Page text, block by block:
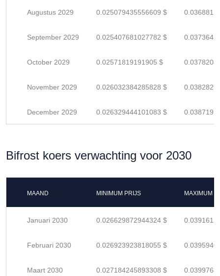
Augustus 2029 0.025079435556609 $
September 2029 0.025407681027782 $
October 2029 0.02571819191905 $
November 2029 0.026032384285828 $
December 2029 0.026329444101083 $
Bifrost koers verwachting voor 2030
MAAND MINIMUM PRIJS MAXIMUM
Januari 2030 0.026629872944324 $
Februari 2030 0.026923923818055 $
Maart 2030 0.027184245893308 $